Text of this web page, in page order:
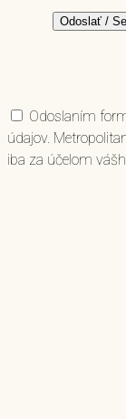
Odoslaním
údajov.
iba za účelom